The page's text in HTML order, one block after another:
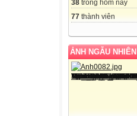
38 trong hôm nay
77 thành viên
ẢNH NGẪU NHIÊN